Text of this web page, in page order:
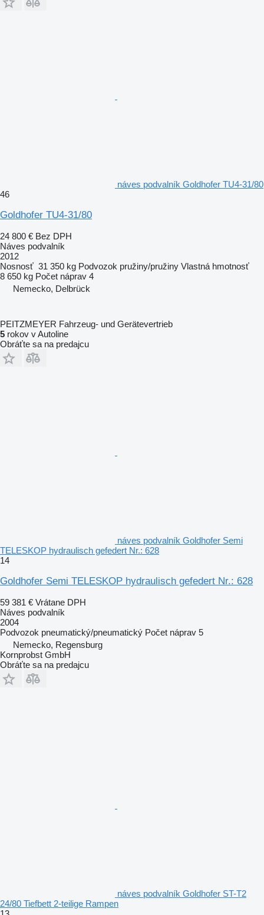
náves podvalník Goldhofer TU4-31/80
46
Goldhofer TU4-31/80
24 800 € Bez DPH
Náves podvalník
2012
Nosnosť 31 350 kg Podvozok pružiny/pružiny Vlastná hmotnosť
8 650 kg Počet náprav 4
Nemecko, Delbrück
PEITZMEYER Fahrzeug- und Gerätevertrieb
5 rokov v Autoline
Obráťte sa na predajcu
náves podvalník Goldhofer Semi
TELESKOP hydraulisch gefedert Nr.: 628
14
Goldhofer Semi TELESKOP hydraulisch gefedert Nr.: 628
59 381 € Vrátane DPH
Náves podvalník
2004
Podvozok pneumatický/pneumatický Počet náprav 5
Nemecko, Regensburg
Kornprobst GmbH
Obráťte sa na predajcu
náves podvalník Goldhofer ST-T2
24/80 Tiefbett 2-teilige Rampen